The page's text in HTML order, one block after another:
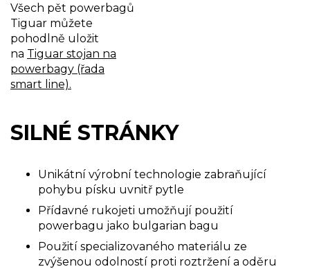
Všech pět powerbagů
Tiguar můžete
pohodlně uložit
na Tiguar stojan na
powerbagy (řada
smart line).
SILNÉ STRÁNKY
Unikátní výrobní technologie zabraňující
pohybu písku uvnitř pytle
Přídavné rukojeti umožňují použití
powerbagu jako bulgarian bagu
Použití specializovaného materiálu ze
zvýšenou odolností proti roztržení a oděru